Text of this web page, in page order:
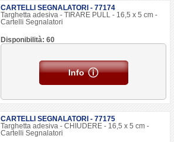
CARTELLI SEGNALATORI - 77174
Targhetta adesiva - TIRARE PULL - 16,5 x 5 cm -
Cartelli Segnalatori
Disponibilità: 60
Info
CARTELLI SEGNALATORI - 77175
Targhetta adesiva - CHIUDERE - 16,5 x 5 cm -
Cartelli Segnalatori